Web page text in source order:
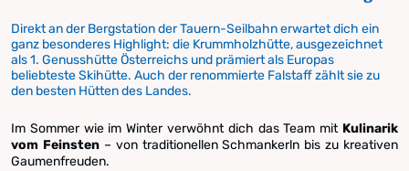
Direkt an der Bergstation der Tauern-Seilbahn erwartet dich ein
ganz besonderes Highlight: die Krummholzhütte, ausgezeichnet
als 1. Genusshütte Österreichs und prämiert als Europas
beliebteste Skihütte. Auch der renommierte Falstaff zählt sie zu
den besten Hütten des Landes.
Im Sommer wie im Winter verwöhnt dich das Team mit Kulinarik
vom Feinsten– von traditionellen Schmankerln bis zu kreativen
Gaumenfreuden.